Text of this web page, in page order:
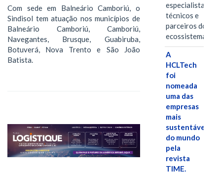
Com sede em Balneário Camboriú, o
Sindisol tem atuação nos municípios de
Balneário Camboriú, Camboriú,
Navegantes, Brusque, Guabiruba,
Botuverá, Nova Trento e São João
Batista.
especialistas
técnicos e
parceiros do
ecossistema.…
A
HCLTech
foi
nomeada
uma das
empresas
mais
sustentáveis
do mundo
pela
revista
TIME.